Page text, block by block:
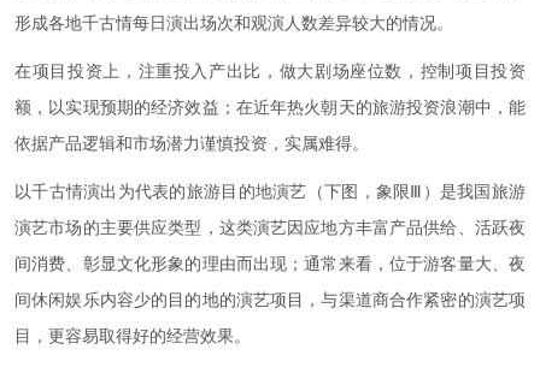
形成各地千古情每日演出场次和观演人数差异较大的情况。
在项目投资上，注重投入产出比，做大剧场座位数，控制项目投资
额，以实现预期的经济效益；在近年热火朝天的旅游投资浪潮中，能
依据产品逻辑和市场潜力谨慎投资，实属难得。
以千古情演出为代表的旅游目的地演艺（下图，象限Ⅲ）是我国旅游
演艺市场的主要供应类型，这类演艺因应地方丰富产品供给、活跃夜
间消费、彰显文化形象的理由而出现；通常来看，位于游客量大、夜
间休闲娱乐内容少的目的地的演艺项目，与渠道商合作紧密的演艺项
目，更容易取得好的经营效果。